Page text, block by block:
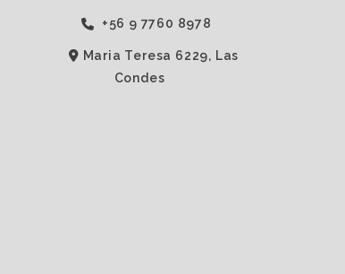
‭+56 9 7760 8978‬
Maria Teresa 6229, Las
Condes